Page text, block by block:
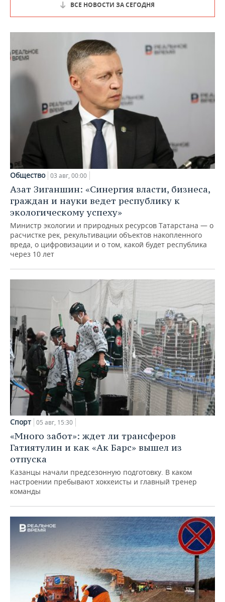
ВСЕ НОВОСТИ ЗА СЕГОДНЯ
Общество 03 авг, 00:00
Азат Зиганшин: «Синергия власти, бизнеса,
граждан и науки ведет республику к
экологическому успеху»
Министр экологии и природных ресурсов Татарстана — о
расчистке рек, рекультивации объектов накопленного
вреда, о цифровизации и о том, какой будет республика
через 10 лет
Спорт 05 авг, 15:30
«Много забот»: ждет ли трансферов
Гатиятулин и как «Ак Барс» вышел из
отпуска
Казанцы начали предсезонную подготовку. В каком
настроении пребывают хоккеисты и главный тренер
команды